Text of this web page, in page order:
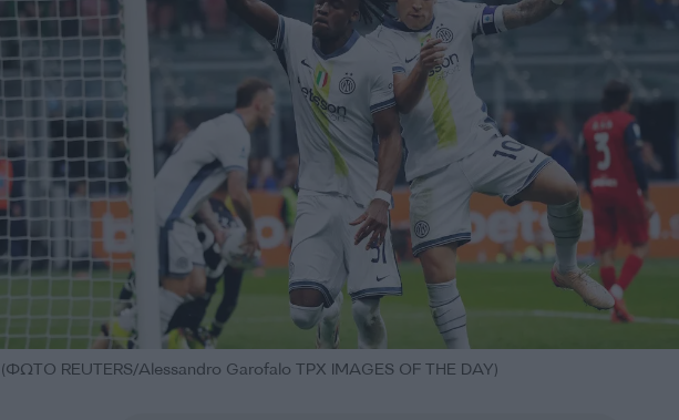
(ΦΩΤΟ REUTERS/Alessandro Garofalo TPX IMAGES OF THE DAY)